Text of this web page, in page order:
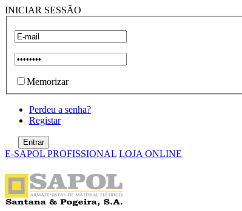
INICIAR SESSÃO
Memorizar
Perdeu a senha?
Registar
E-SAPOL PROFISSIONAL LOJA ONLINE